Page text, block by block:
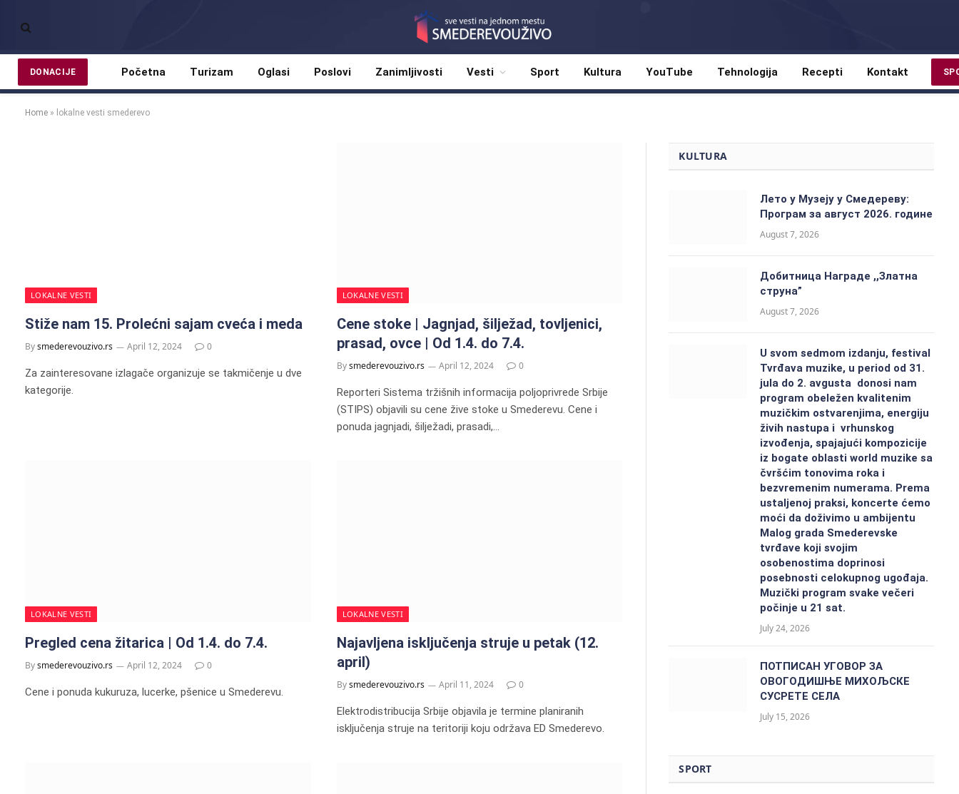
DONACIJE Početna Turizam Oglasi Poslovi Zanimljivosti Vesti Sport Kultura YouTube Tehnologija Recepti Kontakt
Home » lokalne vesti smederevo
LOKALNE VESTI
Stiže nam 15. Prolećni sajam cveća i meda
Bysmederevouzivo.rs April 12, 2024 0
Za zainteresovane izlagače organizuje se takmičenje u dve
kategorije.
LOKALNE VESTI
Cene stoke | Jagnjad, šilježad, tovljenici,
prasad, ovce | Od 1.4. do 7.4.
Bysmederevouzivo.rs April 12, 2024 0
Reporteri Sistema tržišnih informacija poljoprivrede Srbije
(STIPS) objavili su cene žive stoke u Smederevu. Cene i
ponuda jagnjadi, šilježadi, prasadi,…
LOKALNE VESTI
Pregled cena žitarica | Od 1.4. do 7.4.
Bysmederevouzivo.rs April 12, 2024 0
Cene i ponuda kukuruza, lucerke, pšenice u Smederevu.
LOKALNE VESTI
Najavljena isključenja struje u petak (12.
april)
Bysmederevouzivo.rs April 11, 2024 0
Elektrodistribucija Srbije objavila je termine planiranih
isključenja struje na teritoriji koju održava ED Smederevo.
KULTURA
Лето у Музеју у Смедереву:
Програм за август 2026. године
August 7, 2026
Добитницa Награде ,,Златна
струна”
August 7, 2026
U svom sedmom izdanju, festival
Tvrđava muzike, u period od 31.
jula do 2. avgusta donosi nam
program obeležen kvalitenim
muzičkim ostvarenjima, energiju
živih nastupa i vrhunskog
izvođenja, spajajući kompozicije
iz bogate oblasti world muzike sa
čvršćim tonovima roka i
bezvremenim numerama. Prema
ustaljenoj praksi, koncerte ćemo
moći da doživimo u ambijentu
Malog grada Smederevske
tvrđave koji svojim
osobenostima doprinosi
posebnosti celokupnog ugođaja.
Muzički program svake večeri
počinje u 21 sat.
July 24, 2026
ПОТПИСАН УГОВОР ЗА
ОВОГОДИШЊЕ МИХОЉСКЕ
СУСРЕТЕ СЕЛА
July 15, 2026
SPORT